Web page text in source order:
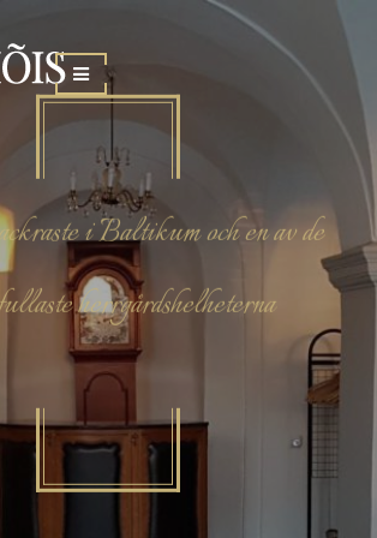
i Baltikum och en av de
herrgårdshelheterna
SAUE MÕIS